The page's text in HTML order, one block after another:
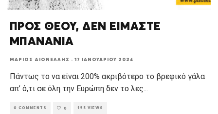
ΠΡΟΣ ΘΕΟΥ, ΔΕΝ ΕΙΜΑΣΤΕ
ΜΠΑΝΑΝΙΑ
ΜΆΡΙΟΣ ΔΙΟΝΈΛΛΗΣ · 17 ΙΑΝΟΥΑΡΊΟΥ 2024
Πάντως το να είναι 200% ακριβότερο το βρεφικό γάλα
απ’ ό,τι σε όλη την Ευρώπη δεν το λες...
0 COMMENTS 0 195 VIEWS